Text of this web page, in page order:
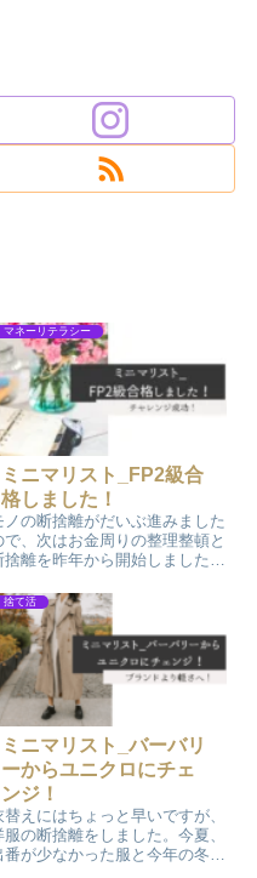
マネーリテラシー
ミニマリスト_FP2級合
格しました！
ノの断捨離がだいぶ進みました
で、次はお金周りの整理整頓と
捨離を昨年から開始しました～
識を得るためにFP2級を受験し
した！先日合格発表があり、合
しました～
捨て活
ミニマリスト_バーバリ
ーからユニクロにチェ
ンジ！
替えにはちょっと早いですが、
服の断捨離をしました。今夏、
番が少なかった服と今年の冬に